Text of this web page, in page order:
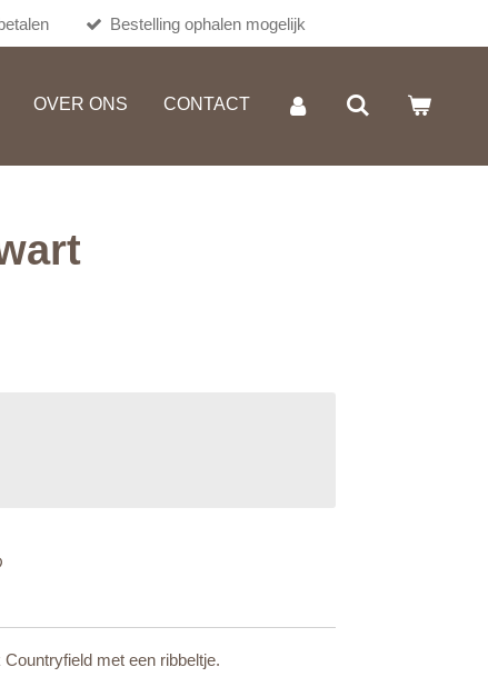
Bestelling ophalen mogelijk
OVER ONS CONTACT
met een ribbeltje.